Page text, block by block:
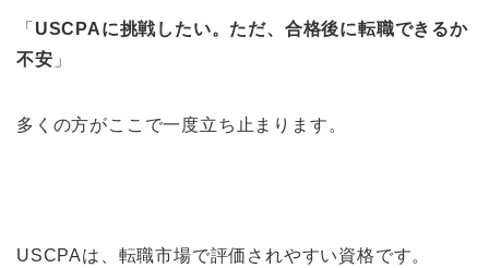
「 USCPAに挑戦したい。ただ、合格後に転職できるか
不安 」
多くの方がここで一度立ち止まります。
USCPAは、転職市場で評価されやすい資格です。